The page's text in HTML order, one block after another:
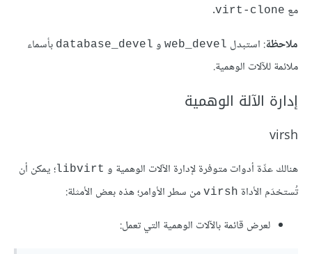
مع virt-clone
.
ملاحظة: استبدل web_devel و database_devel بأسماء
ملائمة للآلات الوهمية.
إدارة الآلة الوهمية
virsh
هنالك عدِّة أدوات متوفرة لإدارة الآلات الوهمية و libvirt؛ يمكن أن
تُستخدَم الأداة virsh من سطر الأوامر؛ هذه بعض الأمثلة:
لعرض قائمة بالآلات الوهمية التي تعمل: